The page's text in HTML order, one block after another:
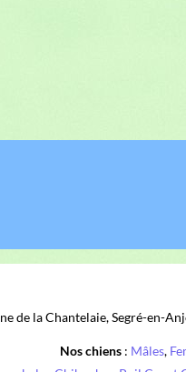
de la Chantelaie, Segré-en-
Nos chiens: Mâles,